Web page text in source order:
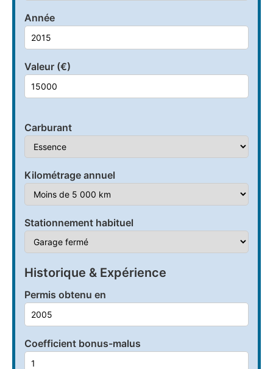
Année
Valeur (€)
Carburant
Kilométrage annuel
Stationnement habituel
Historique & Expérience
Permis obtenu en
Coefficient bonus-malus